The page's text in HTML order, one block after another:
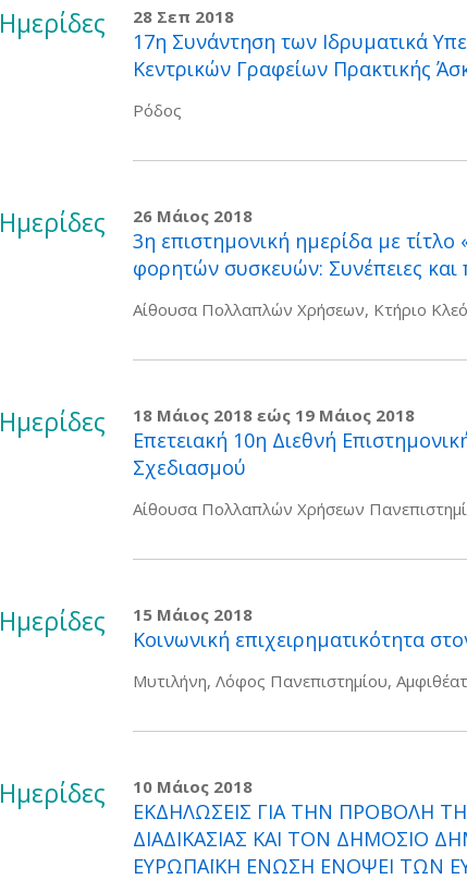
Ημερίδες 28 Σεπ 2018
17η Συνάντηση των Ιδρυματικά
Κεντρικών Γραφείων Πρακτικής
Ρόδος
Ημερίδες 26 Μάιος 2018
3η επιστημονική ημερίδα με
φορητών συσκευών: Συνέπειες και
Αίθουσα Πολλαπλών Χρήσεων, Κτήριο
Ημερίδες 18 Μάιος 2018 εώς 19 Μάιος 2018
Επετειακή 10η Διεθνή
Σχεδιασμού
Αίθουσα Πολλαπλών Χρήσεων
Ημερίδες 15 Μάιος 2018
Κοινωνική επιχειρηματικότητα
Μυτιλήνη, Λόφος Πανεπιστημίου,
Ημερίδες 10 Μάιος 2018
ΕΚΔΗΛΩΣΕΙΣ ΓΙΑ ΤΗΝ ΠΡΟΒΟΛΗ
ΔΙΑΔΙΚΑΣΙΑΣ ΚΑΙ ΤΟΝ ΔΗΜΟΣΙΟ
ΕΥΡΩΠΑΪΚΗ ΕΝΩΣΗ ΕΝΟΨΕΙ ΤΩΝ